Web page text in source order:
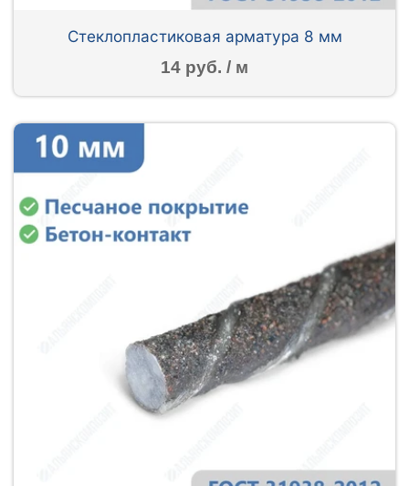
Стеклопластиковая арматура 8 мм
14 руб. / м